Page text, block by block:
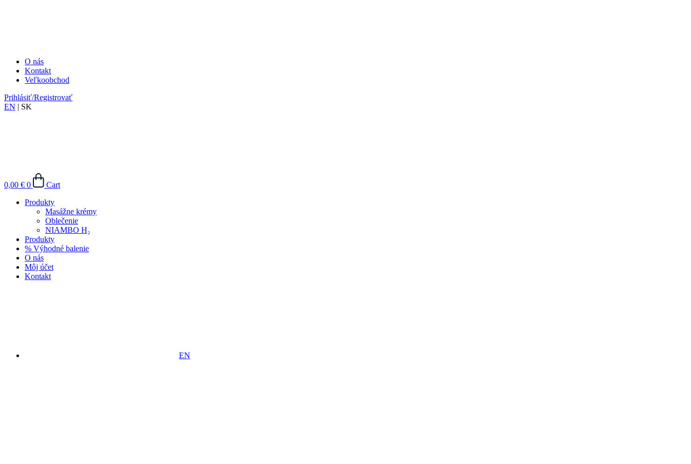
O nás
Kontakt
Veľkoobchod
Prihlásiť/Registrovať
EN | SK
0,00 € 0
Cart
Produkty
Masážne krémy
Oblečenie
NIAMBO H₂
Produkty
% Výhodné balenie
O nás
Môj účet
Kontakt
EN